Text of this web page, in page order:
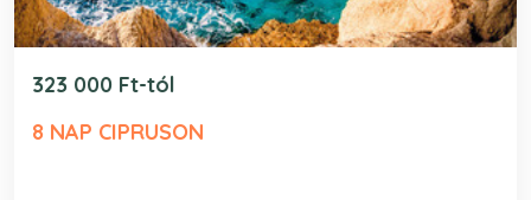
323 000 Ft-tól
8 NAP CIPRUSON